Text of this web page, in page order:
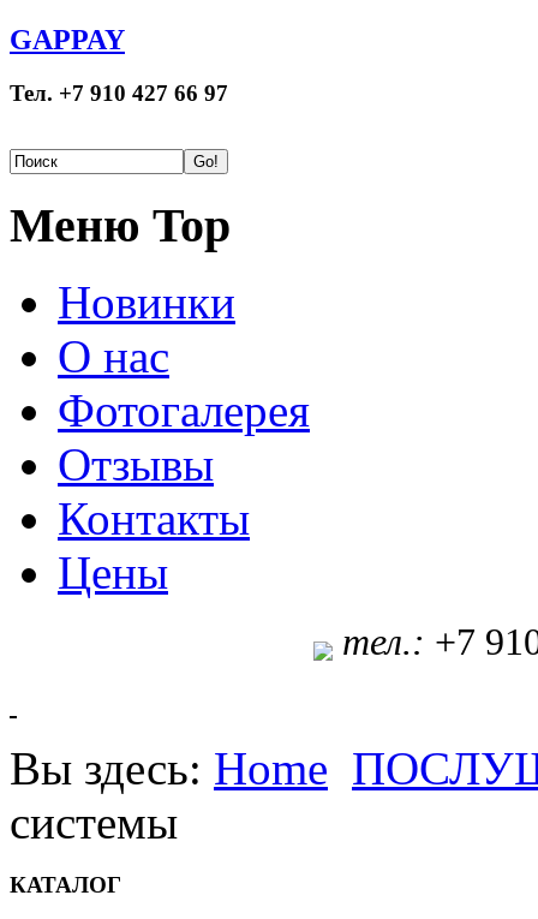
GAPPAY
Тел. +7 910 427 66 97
Меню Top
Новинки
О нас
Фотогалерея
Отзывы
Контакты
Цены
тел.: +7
Вы здесь: Home
системы
КАТАЛОГ